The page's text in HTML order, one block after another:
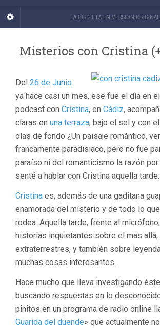
LA BISCHITA EN VERSION ORIGINAL
Misterios con Cristina
Del 26 de Junio
ya hace casi un mes, ese fue el día en
podcast con Cristina, en Cádiz,
claras en una terraza, bajo el sol y con
olas de fondo ¿Un paisaje romántico,
francamente paradisiaco, pero no fue
paraíso ni del romanticismo la razón por
senté a hablar con Cristina aquella tarde.
Cristina es, además de una gaditana
enamorada del misterio y de todo lo
rodea. Aquella tarde, frente al
historias inquietantes sobre el mas
extraterrestres, y también sobre
muchas cosas interesantes.
Hace mucho que lleva investigando
buscando respuestas en lo
pinitos en un programa de radio online
Guarida del duende» que actualmente